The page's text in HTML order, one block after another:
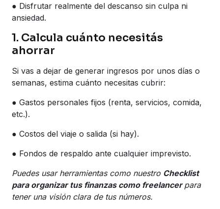
● Disfrutar realmente del descanso sin culpa ni
ansiedad.
1. Calcula cuánto necesitás
ahorrar
Si vas a dejar de generar ingresos por unos días o
semanas, estima cuánto necesitas cubrir:
● Gastos personales fijos (renta, servicios, comida,
etc.).
● Costos del viaje o salida (si hay).
● Fondos de respaldo ante cualquier imprevisto.
Puedes usar herramientas como nuestro Checklist
para organizar tus finanzas como freelancerpara
tener una visión clara de tus números.